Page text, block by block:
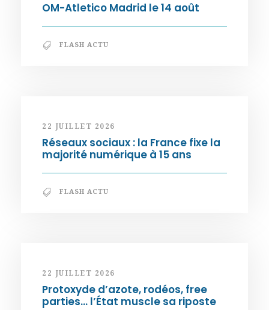
OM-Atletico Madrid le 14 août
FLASH ACTU
22 JUILLET 2026
Réseaux sociaux : la France fixe la
majorité numérique à 15 ans
FLASH ACTU
22 JUILLET 2026
Protoxyde d’azote, rodéos, free
parties… l’État muscle sa riposte